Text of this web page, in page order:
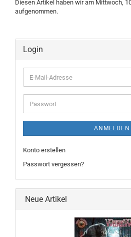
Diesen Artikel haben wir am Mittwoch,
aufgenommen.
Login
E-
Mail-
Adresse
Passwort
ANMELDEN
Konto erstellen
Passwort vergessen?
Neue Artikel